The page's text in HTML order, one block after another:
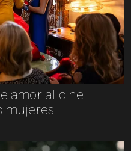
amor al cine
mujeres